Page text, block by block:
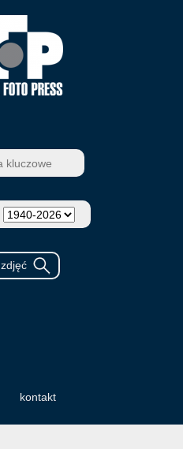
kontakt